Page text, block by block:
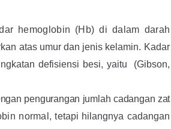
hemoglobin (Hb) di dalam darah
atas umur dan jenis kelamin. Kadar
defisiensi besi, yaitu (Gibson,
pengurangan jumlah cadangan zat
normal,tetapi hilangnya cadangan